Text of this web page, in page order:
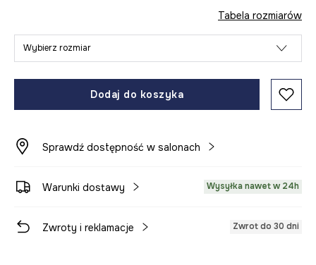
Tabela rozmiarów
Wybierz rozmiar
Dodaj do koszyka
Sprawdź dostępność w salonach
Warunki dostawy Wysyłka nawet w 24h
Zwroty i reklamacje Zwrot do 30 dni